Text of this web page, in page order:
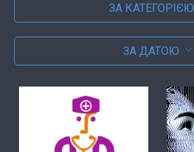
ЗА КАТЕГОРІЄЮ
ЗА ДАТОЮ